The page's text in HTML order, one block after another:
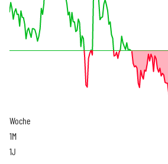
Woche
1M
1J